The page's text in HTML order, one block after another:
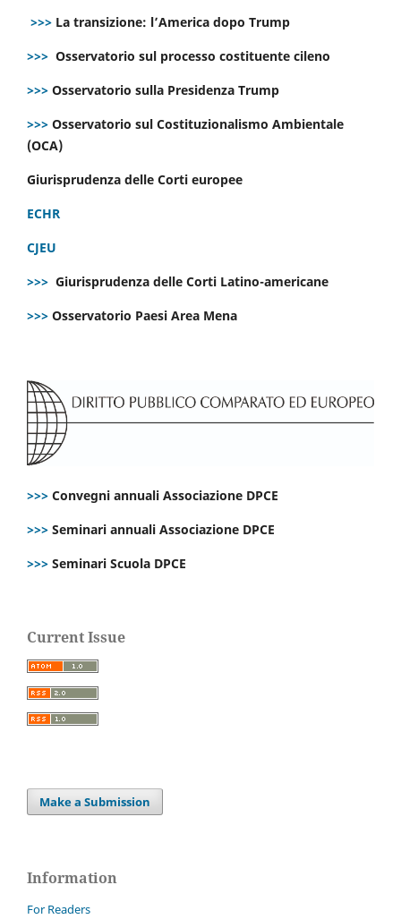
>>> La transizione: l’America dopo Trump
>>> Osservatorio sul processo costituente cileno
>>> Osservatorio sulla Presidenza Trump
>>> Osservatorio sul Costituzionalismo Ambientale
(OCA)
Giurisprudenza delle Corti europee
ECHR
CJEU
>>> Giurisprudenza delle Corti Latino-americane
>>> Osservatorio Paesi Area Mena
>>> Convegni annuali Associazione DPCE
>>> Seminari annuali Associazione DPCE
>>> Seminari Scuola DPCE
Current Issue
Make a Submission
Information
For Readers